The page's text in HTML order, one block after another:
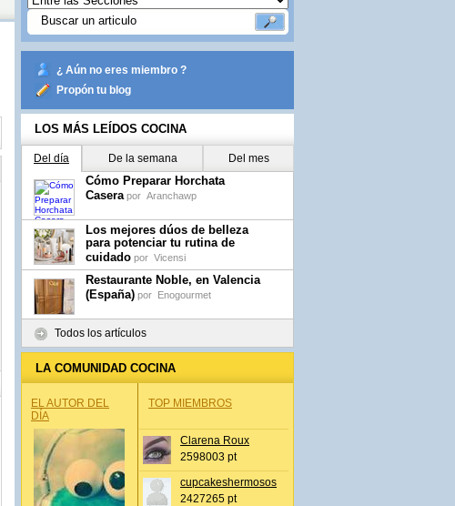
¿ Aún no eres miembro ?
Propón tu blog
LOS MÁS LEÍDOS COCINA
Del día De la semana Del mes
Cómo Preparar Horchata
Casera por Aranchawp
Los mejores dúos de belleza
para potenciar tu rutina de
cuidado por Vicensi
Restaurante Noble, en Valencia
(España) por Enogourmet
Todos los artículos
LA COMUNIDAD COCINA
EL AUTOR DEL
DÍA
TOP MIEMBROS
Clarena Roux
2598003 pt
cupcakeshermosos
2427265 pt